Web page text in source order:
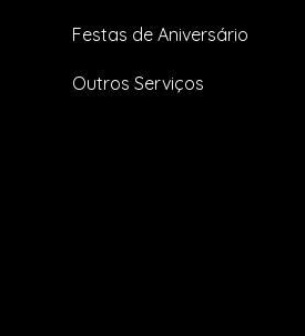
Festas de Aniversário
Outros Serviços